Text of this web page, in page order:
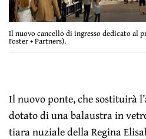
Il nuovo cancello di ingresso dedicato al
Foster + Partners).
Il nuovo ponte, che sostituirà
dotato di una balaustra in
tiara nuziale della Regina